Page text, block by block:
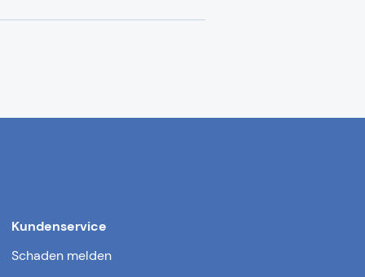
Kundenservice
Schaden melden